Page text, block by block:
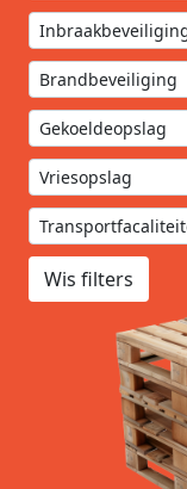
Wis filters